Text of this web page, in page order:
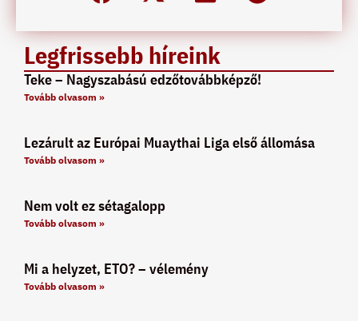
Legfrissebb híreink
Teke – Nagyszabású edzőtovábbképző!
Tovább olvasom »
Lezárult az Európai Muaythai Liga első állomása
Tovább olvasom »
Nem volt ez sétagalopp
Tovább olvasom »
Mi a helyzet, ETO? – vélemény
Tovább olvasom »